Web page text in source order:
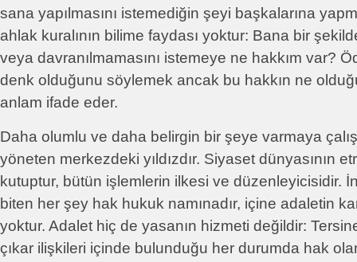
sana yapılmasını istemediğin şeyi başkalarına
ahlak kuralının bilime faydası yoktur: Bana bir
veya davranılmamasını istemeye ne hakkım var?
denk olduğunu söylemek ancak bu hakkın ne
anlam ifade eder.
Daha olumlu ve daha belirgin bir şeye varmaya
yöneten merkezdeki yıldızdır. Siyaset dünyasının
kutuptur, bütün işlemlerin ilkesi ve düzenleyicisidir.
biten her şey hak hukuk namınadır, içine adaletin
yoktur. Adalet hiç de yasanın hizmeti değildir:
çıkar ilişkileri içinde bulunduğu her durumda hak